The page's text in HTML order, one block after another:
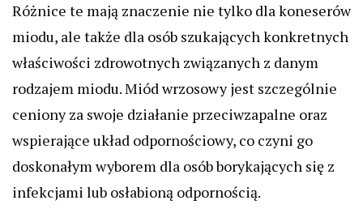
Różnice te mają znaczenie nie tylko dla koneserów
miodu, ale także dla osób szukających konkretnych
właściwości zdrowotnych związanych z danym
rodzajem miodu. Miód wrzosowy jest szczególnie
ceniony za swoje działanie przeciwzapalne oraz
wspierające układ odpornościowy, co czyni go
doskonałym wyborem dla osób borykających się z
infekcjami lub osłabioną odpornością.